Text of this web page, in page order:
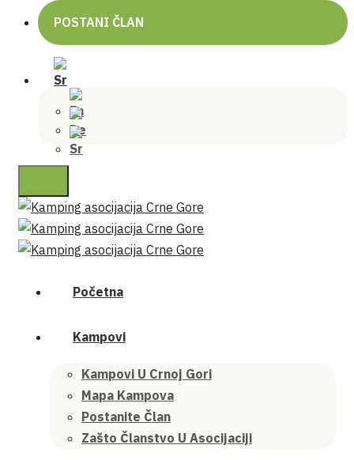
POSTANI ČLAN
Početna
Kampovi
Kampovi U Crnoj Gori
Mapa Kampova
Postanite Član
Zašto Članstvo U Asocijaciji